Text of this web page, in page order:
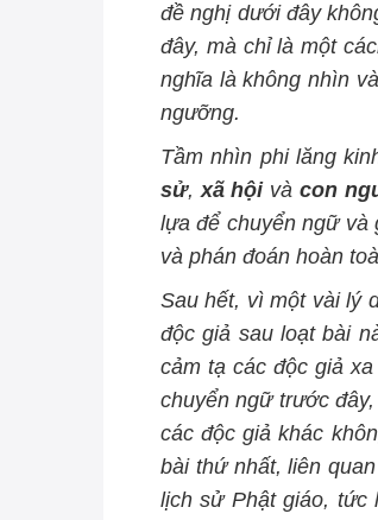
đề nghị dưới đây
đây, mà chỉ là một
nghĩa là không nhìn
ngưỡng.
Tầm nhìn phi lăng
sử,xã hộivà con
lựa để chuyểnngữ và
và phán đoán hoàn
Sau hết, vì một vài lý
độc giả sau loạt bài
cảm tạ các độc giả
chuyển ngữ trước
các độc giả khác
bài thứ nhất, liên
lịchsử Phật giáo, tức